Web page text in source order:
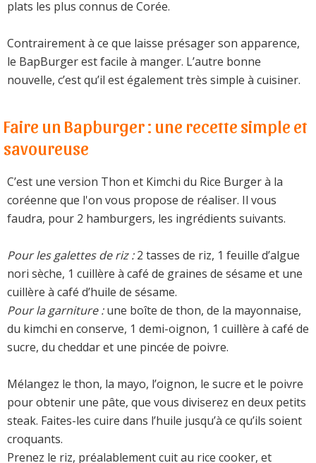
plats les plus connus de Corée.
Contrairement à ce que laisse présager son apparence,
le BapBurger est facile à manger. L’autre bonne
nouvelle, c’est qu’il est également très simple à cuisiner.
Faire un Bapburger : une recette simple et
savoureuse
C’est une version Thon et Kimchi du Rice Burger à la
coréenne que l'on vous propose de réaliser. Il vous
faudra, pour 2 hamburgers, les ingrédients suivants.
Pour les galettes de riz :2 tasses de riz, 1 feuille d’algue
nori sèche, 1 cuillère à café de graines de sésame et une
cuillère à café d’huile de sésame.
Pour la garniture :une boîte de thon, de la mayonnaise,
du kimchi en conserve, 1 demi-oignon, 1 cuillère à café de
sucre, du cheddar et une pincée de poivre.
Mélangez le thon, la mayo, l’oignon, le sucre et le poivre
pour obtenir une pâte, que vous diviserez en deux petits
steak. Faites-les cuire dans l’huile jusqu’à ce qu’ils soient
croquants.
Prenez le riz, préalablement cuit au rice cooker, et